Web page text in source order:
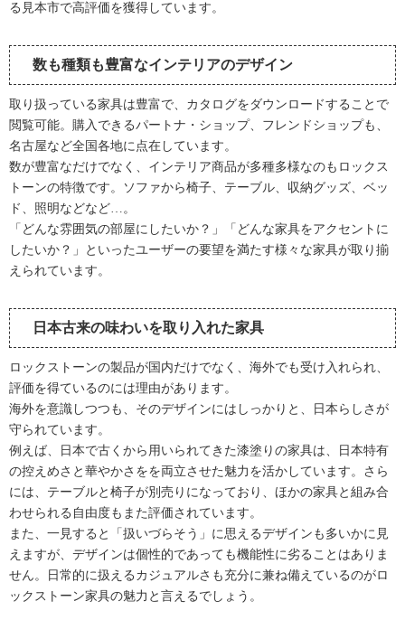
る見本市で高評価を獲得しています。
数も種類も豊富なインテリアのデザイン
取り扱っている家具は豊富で、カタログをダウンロードすることで
閲覧可能。購入できるパートナ・ショップ、フレンドショップも、
名古屋など全国各地に点在しています。
数が豊富なだけでなく、インテリア商品が多種多様なのもロックス
トーンの特徴です。ソファから椅子、テーブル、収納グッズ、ベッ
ド、照明などなど…。
「どんな雰囲気の部屋にしたいか？」「どんな家具をアクセントに
したいか？」といったユーザーの要望を満たす様々な家具が取り揃
えられています。
日本古来の味わいを取り入れた家具
ロックストーンの製品が国内だけでなく、海外でも受け入れられ、
評価を得ているのには理由があります。
海外を意識しつつも、そのデザインにはしっかりと、日本らしさが
守られています。
例えば、日本で古くから用いられてきた漆塗りの家具は、日本特有
の控えめさと華やかさをを両立させた魅力を活かしています。さら
には、テーブルと椅子が別売りになっており、ほかの家具と組み合
わせられる自由度もまた評価されています。
また、一見すると「扱いづらそう」に思えるデザインも多いかに見
えますが、デザインは個性的であっても機能性に劣ることはありま
せん。日常的に扱えるカジュアルさも充分に兼ね備えているのがロ
ックストーン家具の魅力と言えるでしょう。